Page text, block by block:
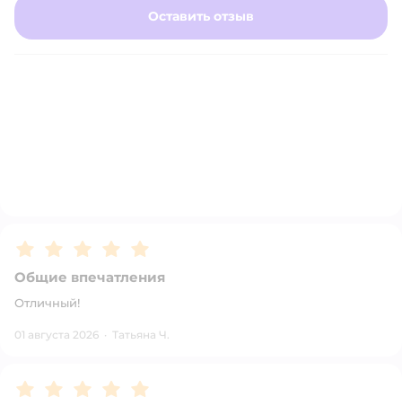
Оставить отзыв
Рейтинг:5
Общие впечатления
Отличный!
01 августа 2026 · Татьяна Ч.
Рейтинг:5